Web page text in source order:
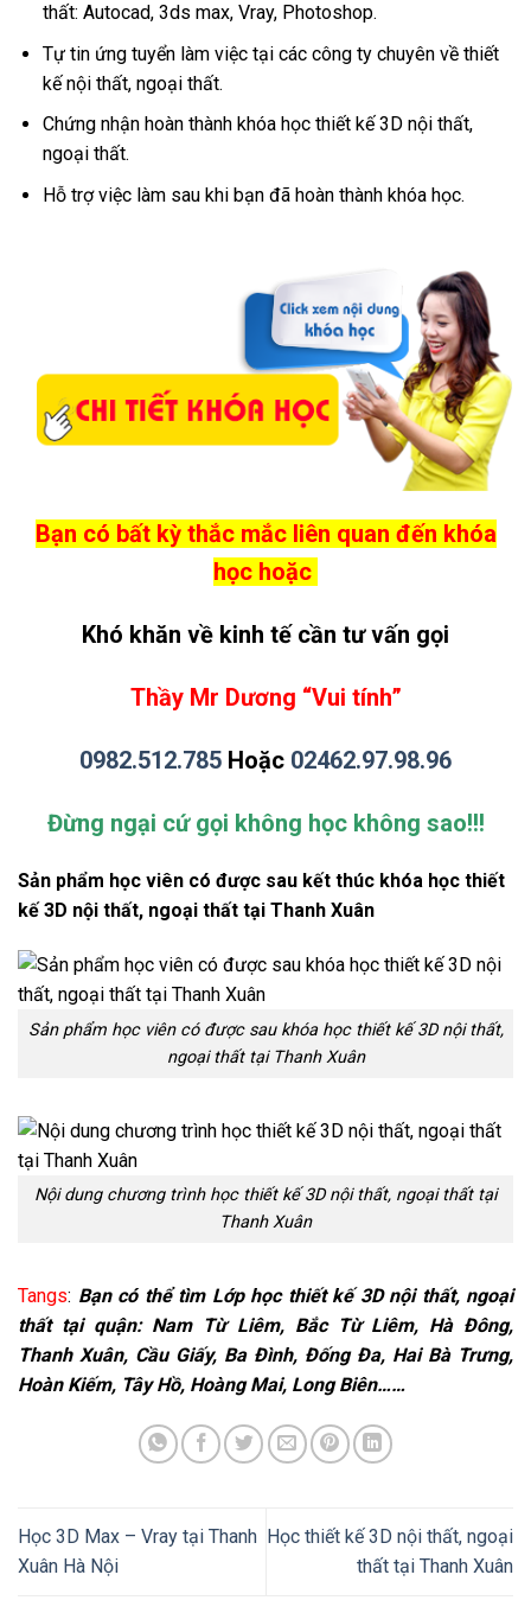
thất: Autocad, 3ds max, Vray, Photoshop.
Tự tin ứng tuyển làm việc tại các công ty chuyên về thiết
kế nội thất, ngoại thất.
Chứng nhận hoàn thành khóa học thiết kế 3D nội thất,
ngoại thất.
Hỗ trợ việc làm sau khi bạn đã hoàn thành khóa học.
Bạn có bất kỳ thắc mắc liên quan đến khóa
học hoặc
Khó khăn về kinh tế cần tư vấn gọi
Thầy Mr Dương “Vui tính”
0982.512.785 Hoặc 02462.97.98.96
Đừng ngại cứ gọi không học không sao!!!
Sản phẩm học viên có được sau kết thúc khóa học thiết
kế 3D nội thất, ngoại thất tại Thanh Xuân
Sản phẩm học viên có được sau khóa học thiết kế 3D nội thất,
ngoại thất tại Thanh Xuân
Nội dung chương trình học thiết kế 3D nội thất, ngoại thất tại
Thanh Xuân
Tangs: Bạn có thể tìm Lớp học thiết kế 3D nội thất, ngoại
thất tại quận: Nam Từ Liêm, Bắc Từ Liêm, Hà Đông,
Thanh Xuân, Cầu Giấy, Ba Đình, Đống Đa, Hai Bà Trưng,
Hoàn Kiếm, Tây Hồ, Hoàng Mai, Long Biên……
Học 3D Max – Vray tại Thanh
Xuân Hà Nội
Học thiết kế 3D nội thất, ngoại
thất tại Thanh Xuân